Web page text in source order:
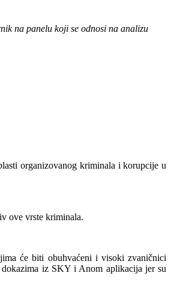
na panelu koji se odnosi na analizu
organizovanog kriminala i korupcije u
ove vrste kriminala.
će biti obuhvaćeni i visoki zvaničnici
iz SKY i Anom aplikacija jer su